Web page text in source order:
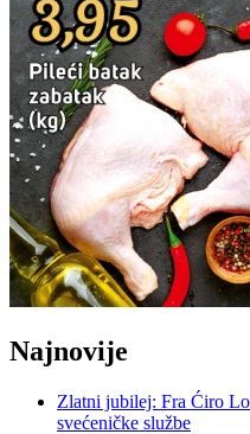
Najnovije
Zlatni jubilej: Fra Ćiro
svećeničke službe